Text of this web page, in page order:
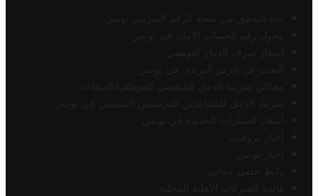
أداة التحقق من صحة الرقم الضريبي تونس
محول رقم الحساب الآيبان في تونس
أسعار صرف الدينار التونسي
البحث عن الرمز البريدي في تونس
محاكي ضريبة الدخل الشخصي للموظف/المتقاعد
ضريبة الدخل للمتقاعدين الفرنسيين المقيمين في تونس
أسعار السيارات الجديدة في تونس
أخبار تروفيت
أخبار تونس
رابط خلفي مجاني
قائمة الشركات الأهلية المحلية